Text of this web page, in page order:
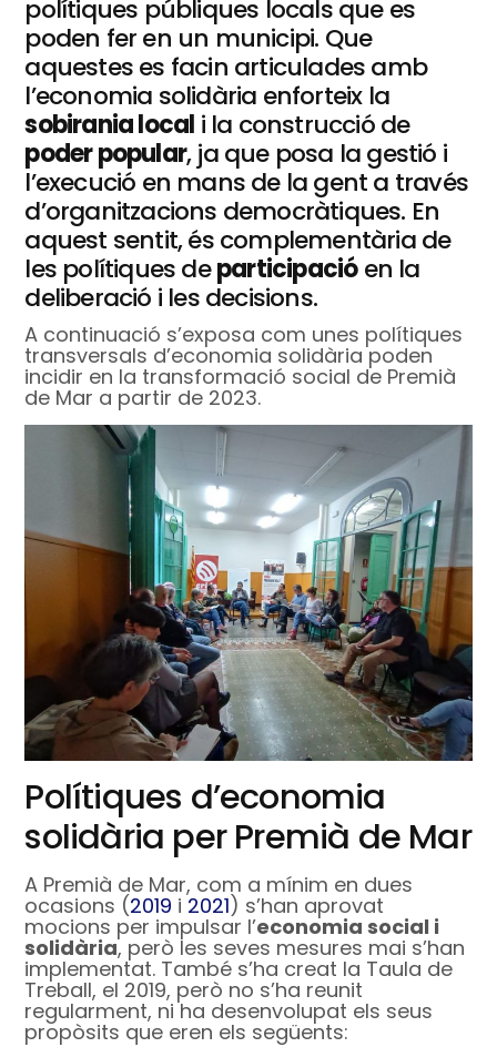
polítiques públiques locals que es
poden fer en un municipi. Que
aquestes es facin articulades amb
l’economia solidària enforteix la
sobirania local i la construcció de
poder popular, ja que posa la gestió i
l’execució en mans de la gent a través
d’organitzacions democràtiques. En
aquest sentit, és complementària de
les polítiques departicipacióen la
deliberació i les decisions.
A continuació s’exposa com unes polítiques
transversals d’economia solidària poden
incidir en la transformació social de Premià
de Mar a partir de 2023.
Polítiques d’economia
solidària per Premià de Mar
A Premià de Mar, com a mínim en dues
ocasions (2019 i 2021) s’han aprovat
mocions per impulsar l’economia social i
solidària, però les seves mesures mai s’han
implementat. També s’ha creat la Taula de
Treball, el 2019, però no s’ha reunit
regularment, ni ha desenvolupat els seus
propòsits que eren els següents: